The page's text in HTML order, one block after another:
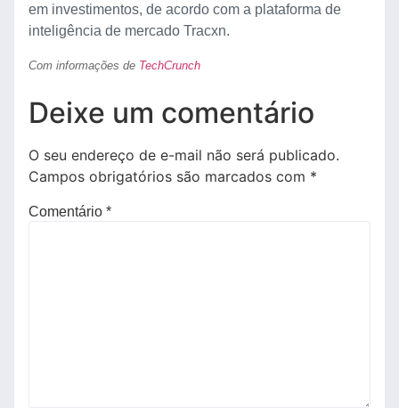
em investimentos, de acordo com a plataforma de
inteligência de mercado Tracxn.
Com informações de TechCrunch
Deixe um comentário
O seu endereço de e-mail não será publicado.
Campos obrigatórios são marcados com *
Comentário *